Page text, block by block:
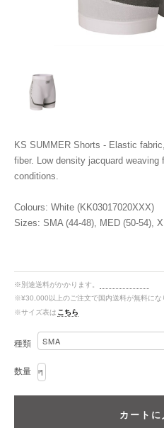
KS SUMMER Shorts - Elastic
fiber. Low density jacquard
conditions.
Colours: White (KK03017020XXX)
Sizes: SMA (44-48), MED (50-54),
※別途送料がかかります。
※¥30,000以上のご注文で国内送料が無料にな
※サイズ表は こちら
種類
数量